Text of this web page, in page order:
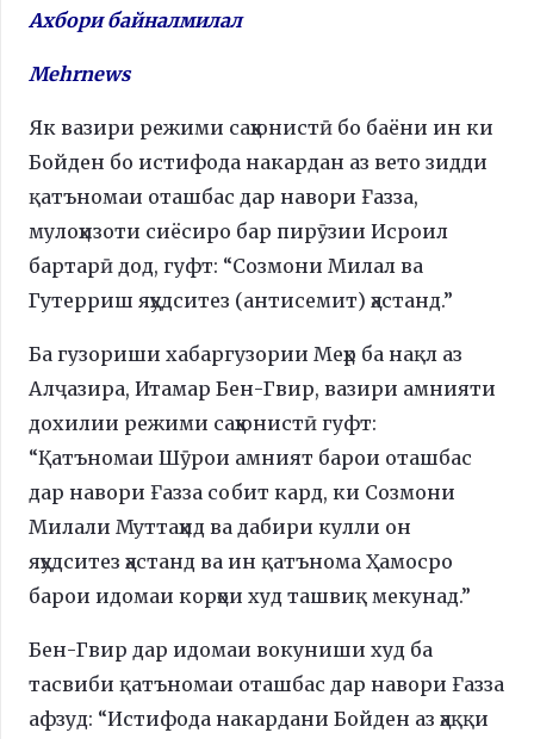
Ахбори байналмилал
Mehrnews
Як вазири режими саҳюнистӣ бо баёни ин ки
Бойден бо истифода накардан аз вето зидди
қатъномаи оташбас дар навори Ғазза,
мулоҳизоти сиёсиро бар пирӯзии Исроил
бартарӣ дод, гуфт: “Созмони Милал ва
Гутерриш яҳудситез (антисемит) ҳастанд.”
Ба гузориши хабаргузории Меҳр ба нақл аз
Алҷазира, Итамар Бен-Гвир, вазири амнияти
дохилии режими саҳюнистӣ гуфт:
“Қатъномаи Шӯрои амният барои оташбас
дар навори Ғазза собит кард, ки Созмони
Милали Муттаҳид ва дабири кулли он
яҳудситез ҳастанд ва ин қатънома Ҳамосро
барои идомаи корҳои худ ташвиқ мекунад.”
Бен-Гвир дар идомаи вокуниши худ ба
тасвиби қатъномаи оташбас дар навори Ғазза
афзуд: “Истифода накардани Бойден аз ҳаққи